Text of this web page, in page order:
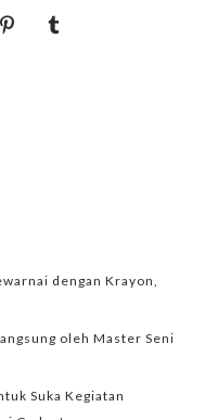
dengan Krayon,
oleh Master Seni
Suka Kegiatan